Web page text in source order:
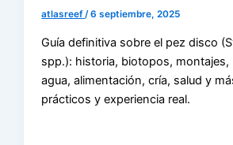
atlasreef/6 septiembre, 2025
Guía definitiva sobre el pez disco
spp.): historia, biotopos, montajes,
agua, alimentación, cría, salud y
prácticos y experiencia real.